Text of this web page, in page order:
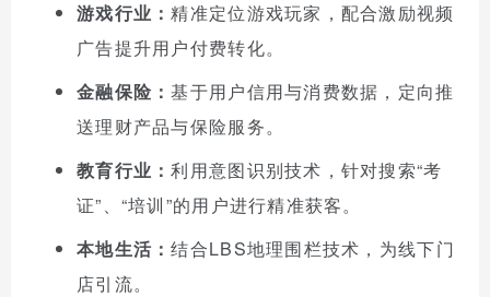
游戏行业：精准定位游戏玩家，配合激励视频
广告提升用户付费转化。
金融保险：基于用户信用与消费数据，定向推
送理财产品与保险服务。
教育行业：利用意图识别技术，针对搜索“考
证”、“培训”的用户进行精准获客。
本地生活：结合LBS地理围栏技术，为线下门
店引流。